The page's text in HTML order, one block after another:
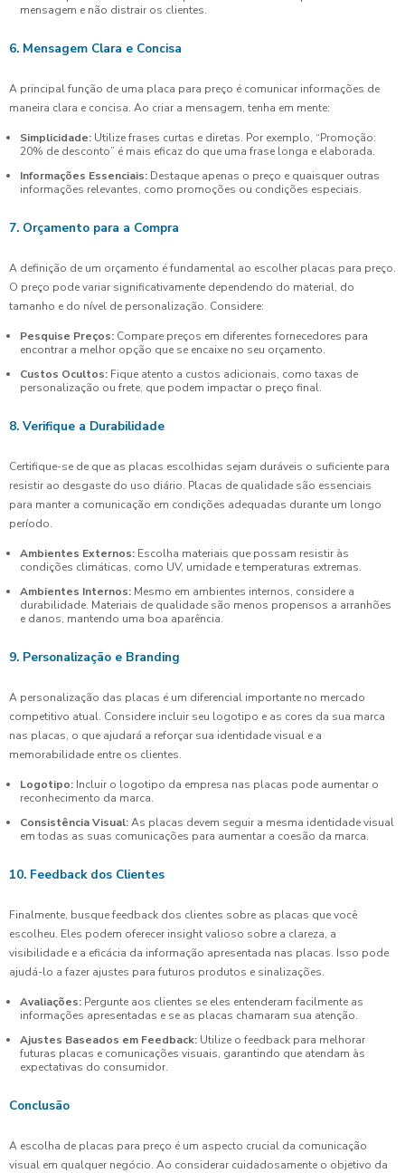
mensagem e não distrair os clientes.
6. Mensagem Clara e Concisa
A principal função de uma placa para preço é comunicar informações de
maneira clara e concisa. Ao criar a mensagem, tenha em mente:
Simplicidade: Utilize frases curtas e diretas. Por exemplo, “Promoção:
20% de desconto” é mais eficaz do que uma frase longa e elaborada.
Informações Essenciais: Destaque apenas o preço e quaisquer outras
informações relevantes, como promoções ou condições especiais.
7. Orçamento para a Compra
A definição de um orçamento é fundamental ao escolher placas para preço.
O preço pode variar significativamente dependendo do material, do
tamanho e do nível de personalização. Considere:
Pesquise Preços: Compare preços em diferentes fornecedores para
encontrar a melhor opção que se encaixe no seu orçamento.
Custos Ocultos: Fique atento a custos adicionais, como taxas de
personalização ou frete, que podem impactar o preço final.
8. Verifique a Durabilidade
Certifique-se de que as placas escolhidas sejam duráveis o suficiente para
resistir ao desgaste do uso diário. Placas de qualidade são essenciais
para manter a comunicação em condições adequadas durante um longo
período.
Ambientes Externos: Escolha materiais que possam resistir às
condições climáticas, como UV, umidade e temperaturas extremas.
Ambientes Internos: Mesmo em ambientes internos, considere a
durabilidade. Materiais de qualidade são menos propensos a arranhões
e danos, mantendo uma boa aparência.
9. Personalização e Branding
A personalização das placas é um diferencial importante no mercado
competitivo atual. Considere incluir seu logotipo e as cores da sua marca
nas placas, o que ajudará a reforçar sua identidade visual e a
memorabilidade entre os clientes.
Logotipo: Incluir o logotipo da empresa nas placas pode aumentar o
reconhecimento da marca.
Consistência Visual:As placas devem seguir a mesma identidade visual
em todas as suas comunicações para aumentar a coesão da marca.
10. Feedback dos Clientes
Finalmente, busque feedback dos clientes sobre as placas que você
escolheu. Eles podem oferecer insight valioso sobre a clareza, a
visibilidade e a eficácia da informação apresentada nas placas. Isso pode
ajudá-lo a fazer ajustes para futuros produtos e sinalizações.
Avaliações: Pergunte aos clientes se eles entenderam facilmente as
informações apresentadas e se as placas chamaram sua atenção.
Ajustes Baseados em Feedback: Utilize o feedback para melhorar
futuras placas e comunicações visuais, garantindo que atendam às
expectativas do consumidor.
Conclusão
A escolha de placas para preço é um aspecto crucial da comunicação
visual em qualquer negócio. Ao considerar cuidadosamente o objetivo da